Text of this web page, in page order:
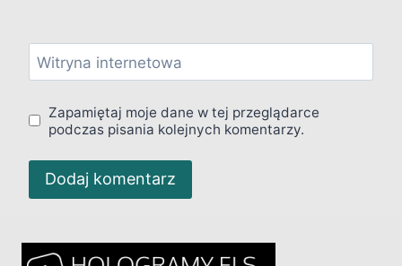
Witryna internetowa
Zapamiętaj moje dane w tej przeglądarce
podczas pisania kolejnych komentarzy.